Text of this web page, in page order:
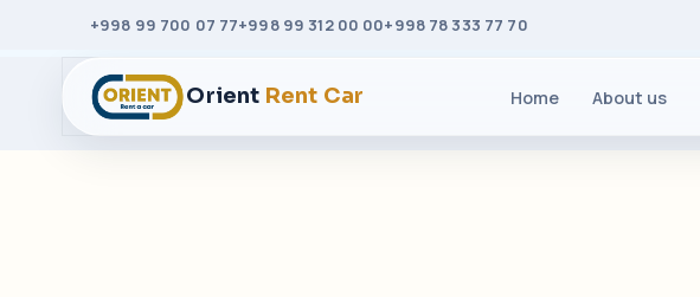
+998 99 700 07 77+998 99 312 00 00+998 78 333 77 70
Orient Rent Car Home About us